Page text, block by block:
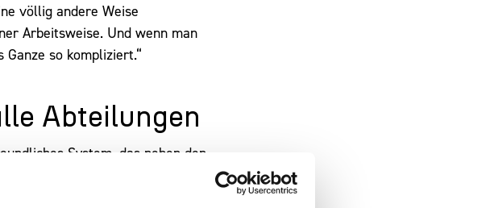
völlig andere Weise
Arbeitsweise. Und wenn man
so kompliziert.“
Abteilungen
System, das neben den
Konsignation, Vendor
standardmäßige Kopplungen